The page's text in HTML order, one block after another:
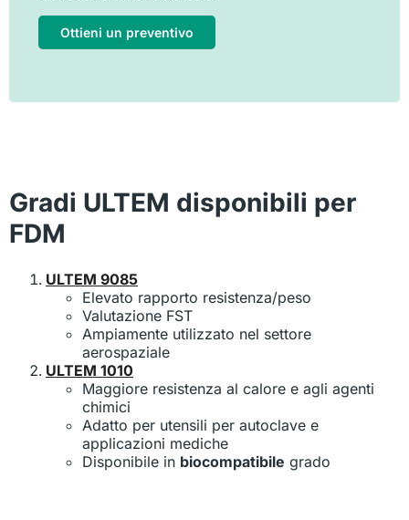
Ottieni un preventivo
Gradi ULTEM disponibili per
FDM
ULTEM 9085
Elevato rapporto resistenza/peso
Valutazione FST
Ampiamente utilizzato nel settore
aerospaziale
ULTEM 1010
Maggiore resistenza al calore e agli agenti
chimici
Adatto per utensili per autoclave e
applicazioni mediche
Disponibile in biocompatibile grado